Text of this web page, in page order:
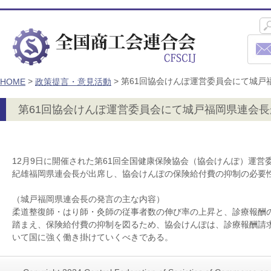
HOME > 政策提言・意見活動 > 第61回協会けんぽ運営委員会にて城戸
第61回協会けんぽ運営委員会にて城戸福岡県連会
12月9日に開催された第61回全国健康保険協会（協会けんぽ）運営
紀雄福岡県連会長が出席し、協会けんぽの保険給付費の抑制の必要
（城戸福岡県連会長の発言の主な内容）
柔道整復師・はり師・灸師の従事者数の伸び率の上昇と、診療報酬
踏まえ、保険給付費の抑制を図るため、協会けんぽは、診療報酬
いて国に強く働き掛けていくべきである。